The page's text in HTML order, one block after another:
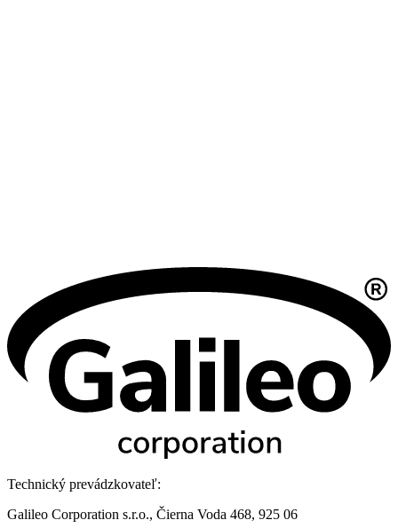
Technický prevádzkovateľ:
Galileo Corporation s.r.o., Čierna Voda 468, 925 06